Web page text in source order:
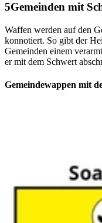
Gemeinden mit
Waffen werden auf den
konnotiert. So gibt der
Gemeinden einem
er mit dem Schwert
Gemeindewappen mit